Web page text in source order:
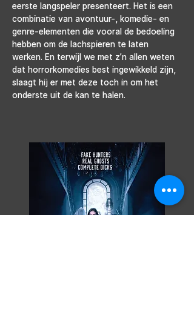
eerste langspeler presenteert. Het is een
combinatie van avontuur-, komedie- en
genre-elementen die vooral de bedoeling
hebben om de lachspieren te laten
werken. En terwijl we met z’n allen weten
dat horrorkomedies best ingewikkeld zijn,
slaagt hij er met deze toch in om het
onderste uit de kan te halen.